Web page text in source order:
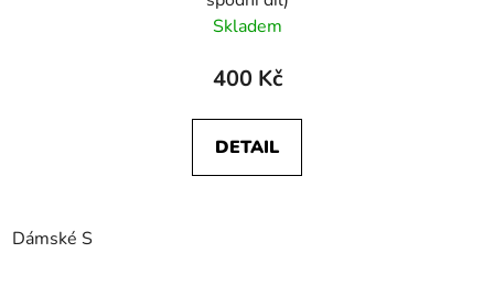
Skladem
400 Kč
DETAIL
Dámské S